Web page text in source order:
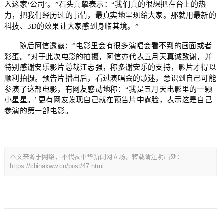
入这家‘公司’。”石头真挚表示：“我们真的很想把在台上的热
力，把我们经历过的事情，最真实地呈现给大家。那就用最新的
科技、3D的效果让大家感到身临其境。”
随后阿信透露：“电影里会有很多演唱会看不到的画面或者
彩蛋。”对于此次电影的拍摄，阿信亦代表五月天真诚致谢，并
特别感谢安乐影片总裁江志强，称多谢安乐的支持，影片才得以
顺利拍摄。预告片播出后，看过演唱会的歌迷，意识到自己可能
参演了这部电影，有网友感动地称：“我是五月天电影里的一颗
小星星。”更有网友发现自己就在预告片中露脸，表示这是自己
参演的第一部电影。
本文来源于网络，不代表中华新闻网立场，转载请注明出处：
https://chinaxww.cn/post/47.html